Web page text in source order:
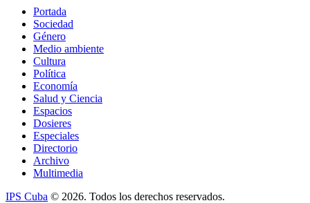
Portada
Sociedad
Género
Medio ambiente
Cultura
Política
Economía
Salud y Ciencia
Espacios
Dosieres
Especiales
Directorio
Archivo
Multimedia
IPS Cuba © 2026. Todos los derechos reservados.